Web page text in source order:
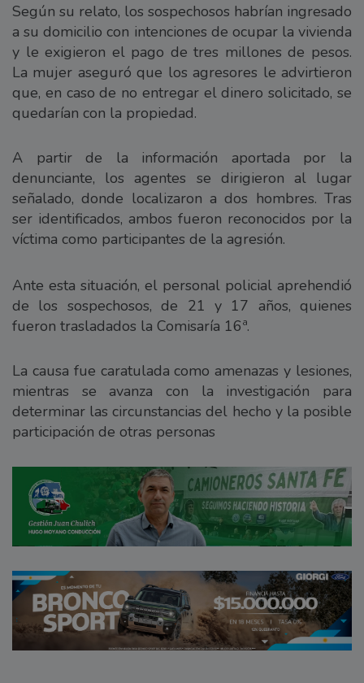
Según su relato, los sospechosos habrían ingresado
a su domicilio con intenciones de ocupar la vivienda
y le exigieron el pago de tres millones de pesos.
La mujer aseguró que los agresores le advirtieron
que, en caso de no entregar el dinero solicitado, se
quedarían con la propiedad.
A partir de la información aportada por la
denunciante, los agentes se dirigieron al lugar
señalado, donde localizaron a dos hombres. Tras
ser identificados, ambos fueron reconocidos por la
víctima como participantes de la agresión.
Ante esta situación, el personal policial aprehendió
de los sospechosos, de 21 y 17 años, quienes
fueron trasladados la Comisaría 16ª.
La causa fue caratulada como amenazas y lesiones,
mientras se avanza con la investigación para
determinar las circunstancias del hecho y la posible
participación de otras personas